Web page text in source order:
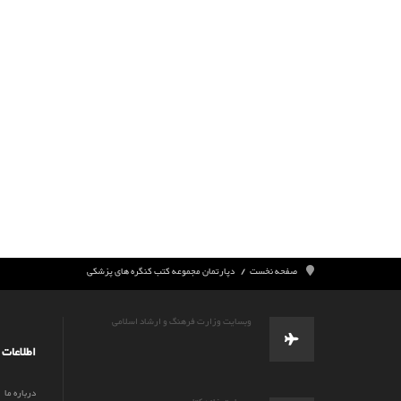
صفحه نخست دپارتمان مجموعه کتب کنگره های پزشکی
وبسایت وزارت فرهنگ و ارشاد اسلامی
اطلاعات
درباره ما